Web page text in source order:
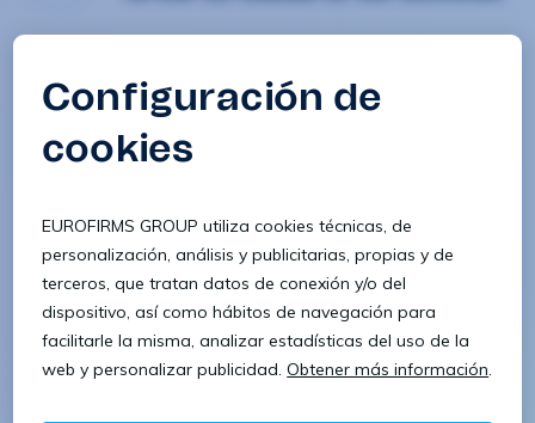
Contraseña
Confirmar contraseña
8 caracteres 1 letra minúscula
1 letra mayúscula 1 número